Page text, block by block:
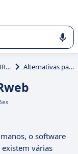
de software
HRweb Alternativas para HRweb
o software
várias